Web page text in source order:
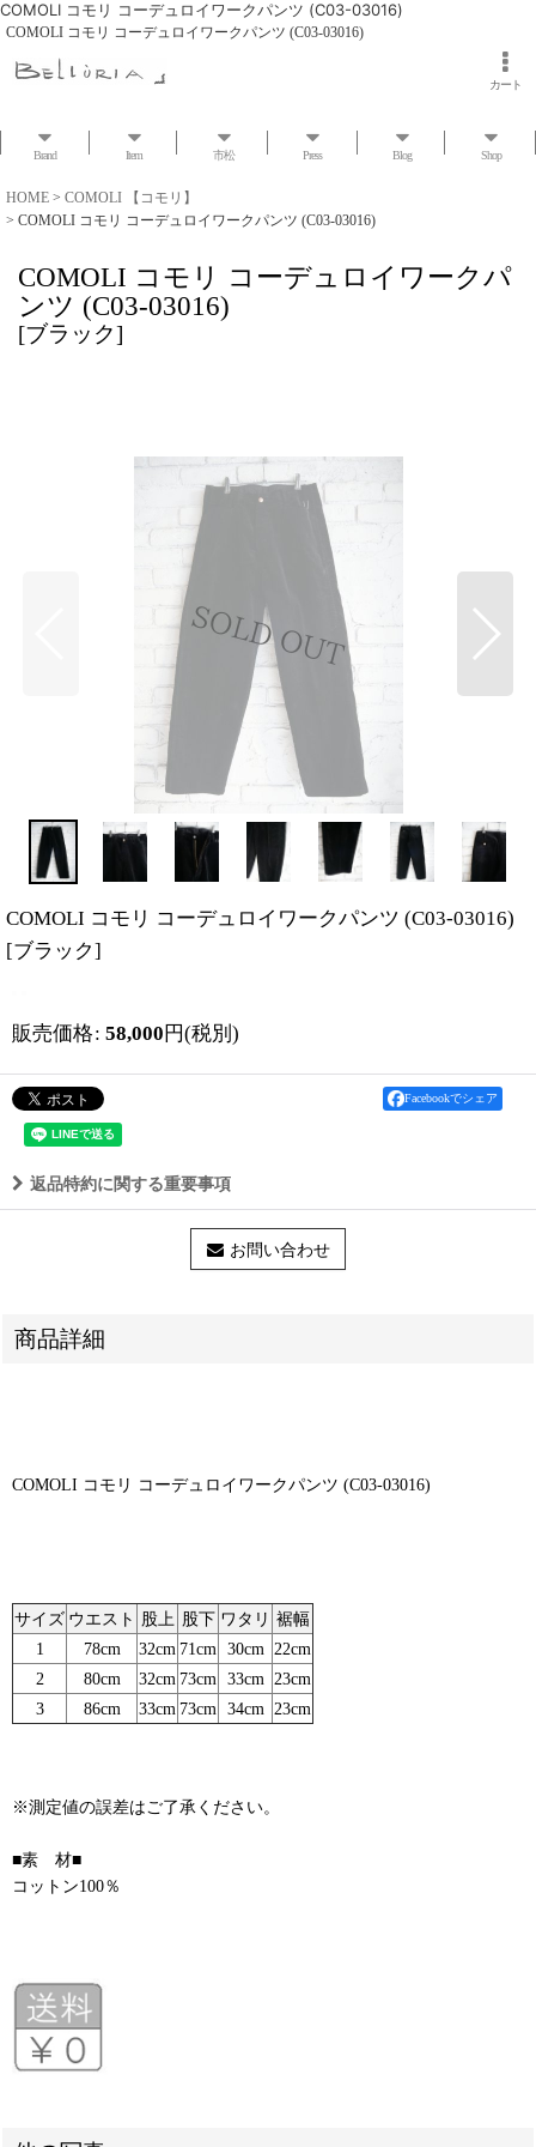
COMOLI コモリ コーデュロイワークパンツ (C03-03016)
COMOLI コモリ コーデュロイワークパンツ (C03-03016)
カート
Brand Item 市松 Press Blog Shop
HOME > COMOLI 【コモリ】
> COMOLI コモリ コーデュロイワークパンツ (C03-03016)
COMOLI コモリ コーデュロイワークパ
ンツ (C03-03016)
[ブラック]
COMOLI コモリ コーデュロイワークパンツ (C03-03016)
[ブラック]
販売価格: 58,000 円(税別)
Facebookでシェア
返品特約に関する重要事項
お問い合わせ
商品詳細
COMOLI コモリ コーデュロイワークパンツ (C03-03016)
サイズ ウエスト 股上 股下 ワタリ 裾幅
1
78cm 32cm 71cm 30cm
22cm
2
80cm 32cm 73cm 33cm
23cm
3
86cm 33cm 73cm 34cm 23cm
※測定値の誤差はご了承ください。
■素 材■
コットン100％